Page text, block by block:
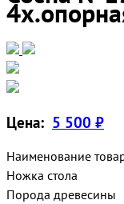
Цена: 5 500 ₽
Наименование
Ножка стола
Порода древесины